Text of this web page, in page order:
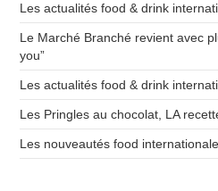
Les actualités food & drink
Le Marché Branché revient avec
you”
Les actualités food & drink
Les Pringles au chocolat, LA
Les nouveautés food